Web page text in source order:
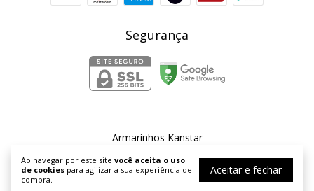
Ao navegar por este site você aceita o uso
de cookies para agilizar a sua experiência de
compra.
Aceitar e fechar
Segurança
Armarinhos Kanstar
reservados.